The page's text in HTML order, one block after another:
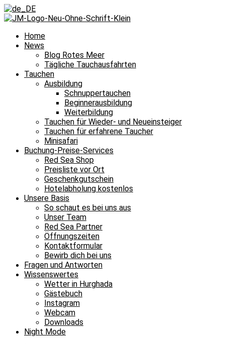
Home
News
Blog Rotes Meer
Tägliche Tauchausfahrten
Tauchen
Ausbildung
Schnuppertauchen
Beginnerausbildung
Weiterbildung
Tauchen für Wieder- und Neueinsteiger
Tauchen für erfahrene Taucher
Minisafari
Buchung-Preise-Services
Red Sea Shop
Preisliste vor Ort
Geschenkgutschein
Hotelabholung kostenlos
Unsere Basis
So schaut es bei uns aus
Unser Team
Red Sea Partner
Öffnungszeiten
Kontaktformular
Bewirb dich bei uns
Fragen und Antworten
Wissenswertes
Wetter in Hurghada
Gästebuch
Instagram
Webcam
Downloads
Night Mode